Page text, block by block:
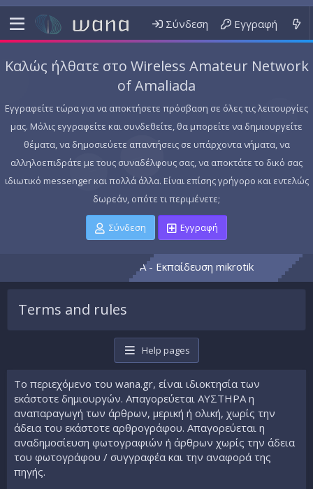
Σύνδεση Εγγραφή
Καλώς ήλθατε στο Wireless Amateur Network
of Amaliada
Εγγραφείτε τώρα για να αποκτήσετε πρόσβαση σε όλες τις λειτουργίες
μας. Μόλις εγγραφείτε και συνδεθείτε, θα μπορείτε να δημιουργείτε
θέματα, να δημοσιεύετε απαντήσεις σε υπάρχοντα νήματα, να
αλληλοεπιδράτε με τους συναδέλφους σας, να αποκτάτε το δικό σας
ιδιωτικό messenger και πολλά άλλα. Είναι επίσης γρήγορο και εντελώς
δωρεάν, οπότε τι περιμένετε;
Σύνδεση Εγγραφή
MTCNA - Εκπαίδευση mikrotik
Terms and rules
Help pages
Το περιεχόμενο του wana.gr, είναι ιδιοκτησία των
εκάστοτε δημιουργών. Απαγορεύεται ΑΥΣΤΗΡΑ η
αναπαραγωγή των άρθρων, μερική ή ολική, χωρίς την
άδεια του εκάστοτε αρθρογράφου. Απαγορεύεται η
αναδημοσίευση φωτογραφιών ή άρθρων χωρίς την άδεια
του φωτογράφου / συγγραφέα και την αναφορά της
πηγής.